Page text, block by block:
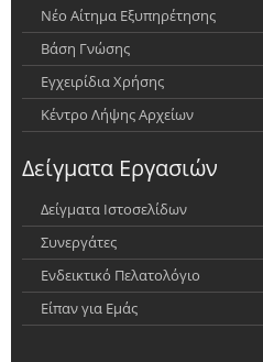
Νέο Αίτημα Εξυπηρέτησης
Βάση Γνώσης
Εγχειρίδια Χρήσης
Κέντρο Λήψης Αρχείων
Δείγματα Εργασιών
Δείγματα Ιστοσελίδων
Συνεργάτες
Ενδεικτικό Πελατολόγιο
Είπαν για Εμάς